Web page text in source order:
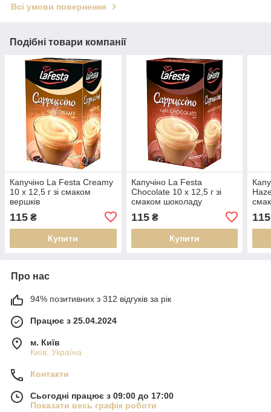
Всі умови повернення
Подібні товари компанії
Капучіно La Festa Creamy
10 x 12,5 г зі смаком
вершків
115 ₴
Купити
Капучіно La Festa
Chocolate 10 x 12,5 г зі
смаком шоколаду
115₴
Купити
115
Про нас
94% позитивних з 312 відгуків за рік
Працює з 25.04.2024
м. Київ
Київ, Україна
Контакти
Сьогодні працює з 09:00 до 17:00
Показати весь графік роботи